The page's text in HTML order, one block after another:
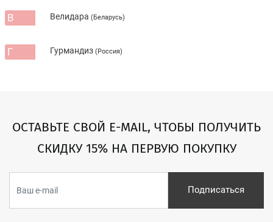
В Велидара(Беларусь)
Г Гурмандиз(Россия)
ОСТАВЬТЕ СВОЙ E-MAIL, ЧТОБЫ ПОЛУЧИТЬ
СКИДКУ 15% НА ПЕРВУЮ ПОКУПКУ
Подписаться